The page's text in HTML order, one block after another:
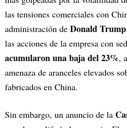
las tensiones comerciales con
administración de Donald Trump.
las acciones de la empresa con
acumularon una baja del 23%,
amenaza de aranceles elevados
fabricados en China.
Sin embargo, un anuncio de la